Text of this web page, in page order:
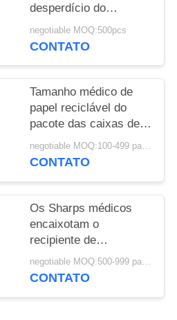
desperdício do
biohazard/branca
material ondulada
negotiable MOQ:500pcs
CONTATO
Tamanho médico de
papel reciclável do
pacote das caixas de
segurança 58X28X50
da caixa dos Sharps
negotiable MOQ:100-499 partes
CONTATO
Os Sharps médicos
encaixotam o
recipiente de
desperdício médico do
recipiente afiado para o
negotiable MOQ:500-999 partes
CONTATO